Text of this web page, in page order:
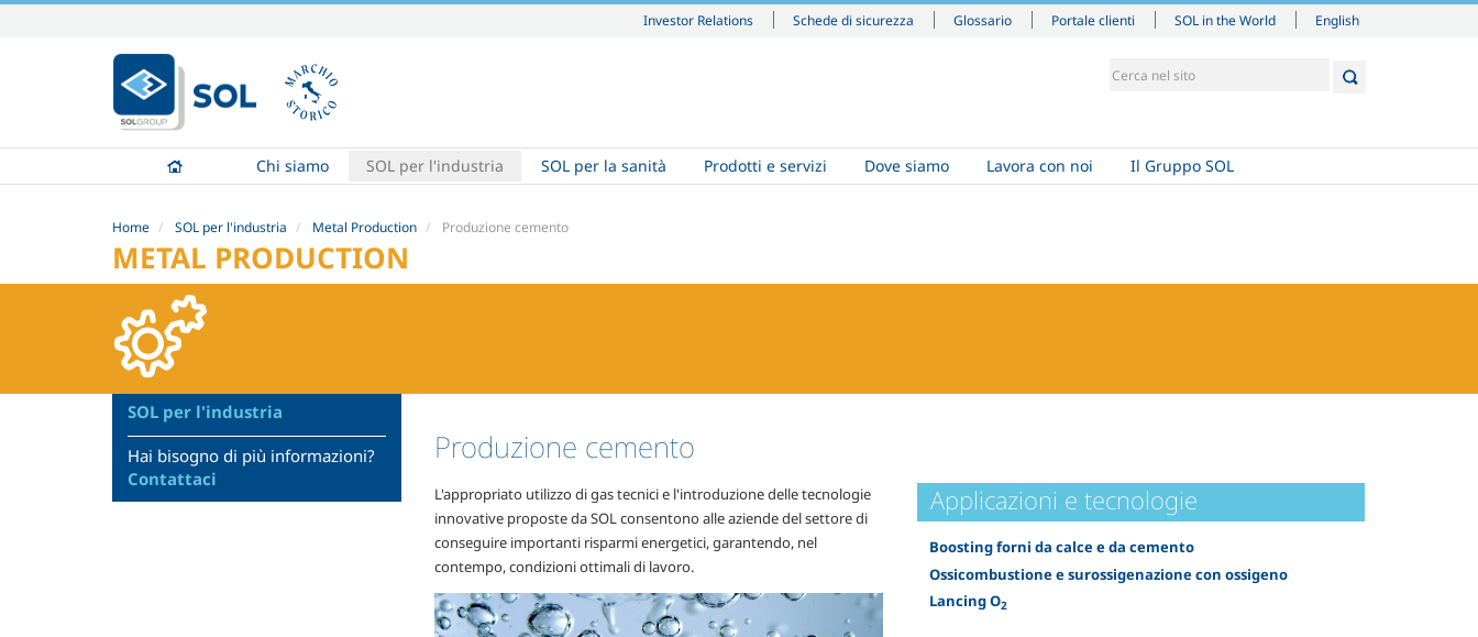
Investor Relations Schede di sicurezza Glossario Portale clienti SOL in the World
contenuti.
|
Salta
navigazione
English
Chi siamo SOL per l'industria SOL per la sanità Prodotti e servizi Dove siamo Lavora con noi Il Gruppo SOL
Home SOL per l'industria Metal Production Produzione cemento
METAL PRODUCTION
Produzione cemento
L'appropriato utilizzo di gas tecnici e l'introduzione delle tecnologie
innovative proposte da SOL consentono alle aziende del settore di
conseguire importanti risparmi energetici, garantendo, nel
contempo, condizioni ottimali di lavoro.
Applicazioni e tecnologie
Boosting forni da calce e da cemento
Ossicombustione e surossigenazione con ossigeno
Lancing O2
SOL per l'industria
Hai bisogno di più informazioni?
Contattaci